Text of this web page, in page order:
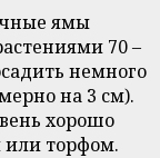
ямы
70 –
немного
на 3 см).
хорошо
торфом.